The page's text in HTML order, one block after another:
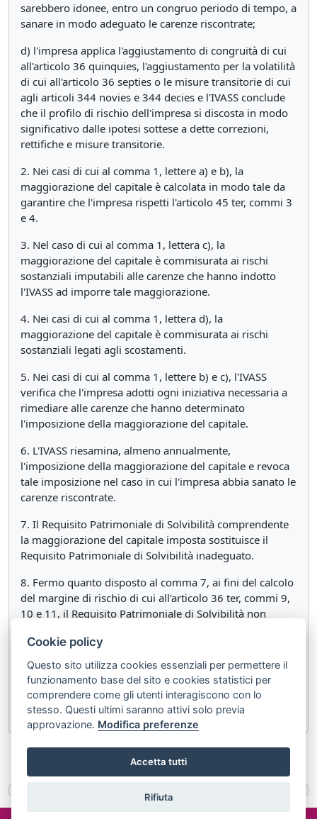
sarebbero idonee, entro un congruo periodo di tempo, a
sanare in modo adeguato le carenze riscontrate;
d) l'impresa applica l'aggiustamento di congruità di cui
all'articolo 36 quinquies, l'aggiustamento per la volatilità
di cui all'articolo 36 septies o le misure transitorie di cui
agli articoli 344 novies e 344 decies e l'IVASS conclude
che il profilo di rischio dell'impresa si discosta in modo
significativo dalle ipotesi sottese a dette correzioni,
rettifiche e misure transitorie.
2. Nei casi di cui al comma 1, lettere a) e b), la
maggiorazione del capitale è calcolata in modo tale da
garantire che l'impresa rispetti l'articolo 45 ter, commi 3
e 4.
3. Nel caso di cui al comma 1, lettera c), la
maggiorazione del capitale è commisurata ai rischi
sostanziali imputabili alle carenze che hanno indotto
l'IVASS ad imporre tale maggiorazione.
4. Nei casi di cui al comma 1, lettera d), la
maggiorazione del capitale è commisurata ai rischi
sostanziali legati agli scostamenti.
5. Nei casi di cui al comma 1, lettere b) e c), l'IVASS
verifica che l'impresa adotti ogni iniziativa necessaria a
rimediare alle carenze che hanno determinato
l'imposizione della maggiorazione del capitale.
6. L'IVASS riesamina, almeno annualmente,
l'imposizione della maggiorazione del capitale e revoca
tale imposizione nel caso in cui l'impresa abbia sanato le
carenze riscontrate.
7. Il Requisito Patrimoniale di Solvibilità comprendente
la maggiorazione del capitale imposta sostituisce il
Requisito Patrimoniale di Solvibilità inadeguato.
8. Fermo quanto disposto al comma 7, ai fini del calcolo
del margine di rischio di cui all'articolo 36 ter, commi 9,
10 e 11, il Requisito Patrimoniale di Solvibilità non
di cui al comma 1, lettera c).
9. L'IVASS con regolamento, detta disposizioni per
l'applicazione delle maggiorazioni di capitale di cui al
presente articolo.
Articolo 47 quinquies Articolo 47 septies
Cookie policy
Questo sito utilizza cookies essenziali per permettere il
funzionamento base del sito e cookies statistici per
comprendere come gli utenti interagiscono con lo
stesso. Questi ultimi saranno attivi solo previa
approvazione. Modifica preferenze
Accetta tutti
Rifiuta